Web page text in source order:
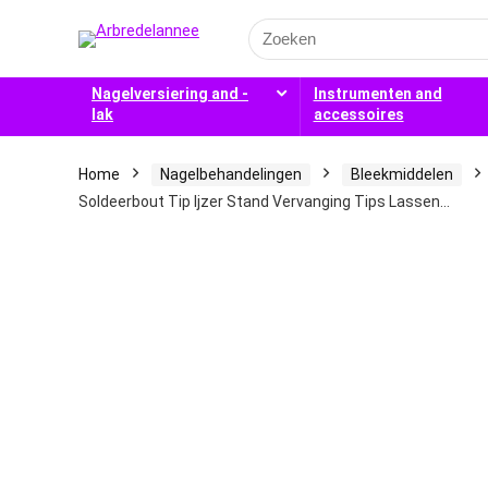
Search
for:
Nagelversiering and -
lak
Instrumenten and
accessoires
Home Nagelbehandelingen Bleekmiddelen
Soldeerbout Tip Ijzer Stand Vervanging Tips Lassen…